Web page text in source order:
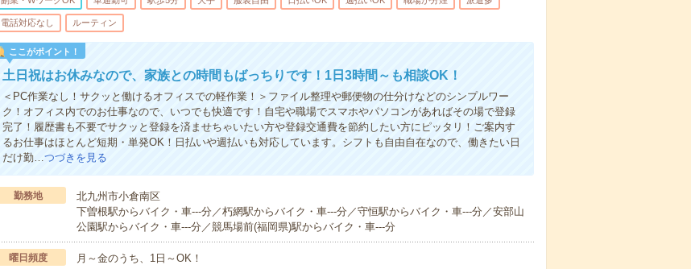
電話対応なし ルーティン
ここがポイント！
土日祝はお休みなので、家族との時間もばっちりです！1日3時間～も相談OK！
＜PC作業なし！サクッと働けるオフィスでの軽作業！＞ファイル整理や郵便物の仕分けなどのシンプルワー
ク！オフィス内でのお仕事なので、いつでも快適です！自宅や職場でスマホやパソコンがあればその場で登録
完了！履歴書も不要でサクッと登録を済ませちゃいたい方や登録交通費を節約したい方にピッタリ！ご案内す
るお仕事はほとんど短期・単発OK！日払いや週払いも対応しています。シフトも自由自在なので、働きたい日
だけ勤…つづきを見る
勤務地
北九州市小倉南区
下曽根駅からバイク・車---分／朽網駅からバイク・車---分／守恒駅からバイク・車---分／安部山
公園駅からバイク・車---分／競馬場前(福岡県)駅からバイク・車---分
曜日頻度 月～金のうち、1日～OK！